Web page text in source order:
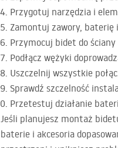
Przygotuj narzędzia i
Zamontuj zawory, baterię
Przymocuj bidet do ściany
Podłącz wężyki
Uszczelnij wszystkie
Sprawdź szczelność
Przetestuj działanie
Jeśli planujesz montaż
baterie i akcesoria